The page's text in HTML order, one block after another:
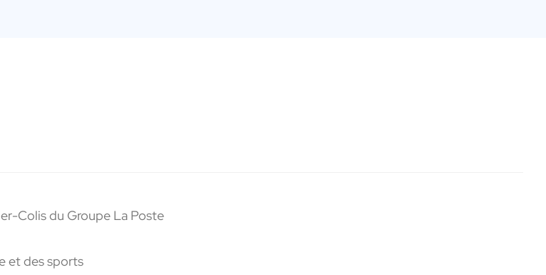
Colis du Groupe La Poste
et des sports